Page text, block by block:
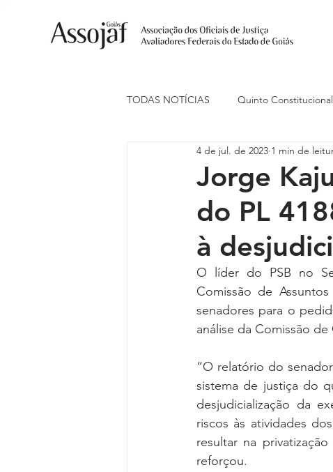
TODAS NOTÍCIAS Quinto Constitucional
Ações Judiciais Carreira
Indenização de Transporte
Livre Estacionamento Nacional
Reforma da Previdência Categoria
Jorge
do PL
à
4 de jul. de 2023 1 min de
O líder do PSB no
Comissão de
senadores para o
análise da Comissão
“O relatório do
sistema de justiça do
desjudicialização da
riscos às atividades
resultar na
reforçou.